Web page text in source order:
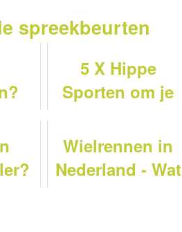
spreekbeurten
5 X Hippe
Sporten om je
te doen !
Wielrennen in
Nederland - Wat